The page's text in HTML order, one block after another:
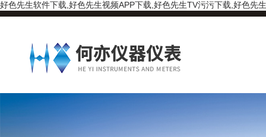
好色先生软件下载,好色先生视频APP下载,好色先生TV污污下载,好色先